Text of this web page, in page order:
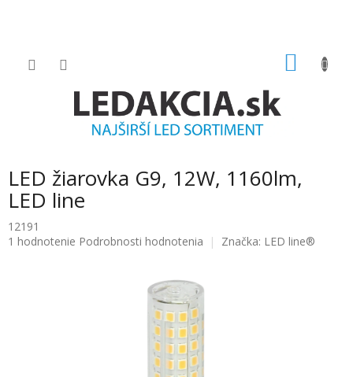
LED žiarovka G9, 12W, 1160lm,
LED line
12191
Priemerné
1 hodnotenie Podrobnosti hodnotenia Značka: LED line®